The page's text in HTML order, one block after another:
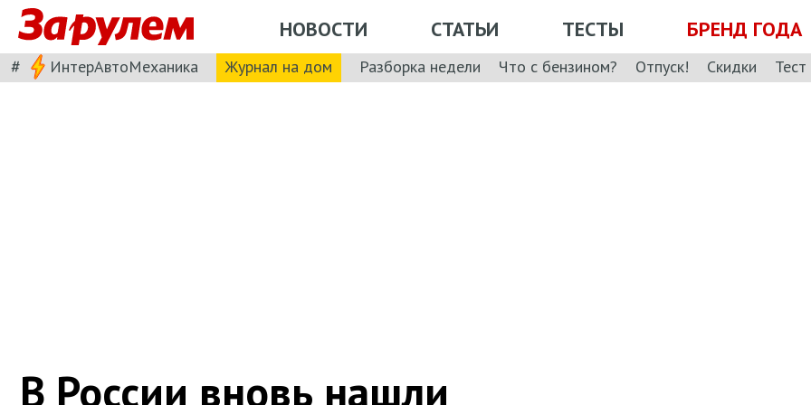
НОВОСТИ СТАТЬИ ТЕСТЫ БРЕНД ГОДА
# ИнтерАвтоМеханика Журнал на дом Разборка недели Что с бензином? Отпуск! Скидки
В России вновь нашли